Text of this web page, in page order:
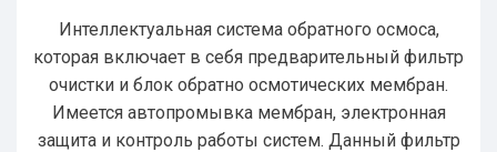
Интеллектуальная система обратного осмоса,
которая включает в себя предварительный фильтр
очистки и блок обратно осмотических мембран.
Имеется автопромывка мембран, электронная
защита и контроль работы систем. Данный фильтр